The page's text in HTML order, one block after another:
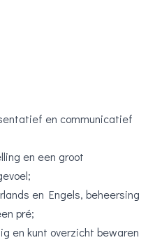
en communicatief
en een groot
en Engels, beheersing
pré;
en kunt overzicht bewaren